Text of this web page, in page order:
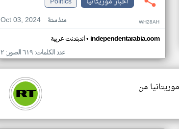
Oct 03, 2024
منذ سنة WH28AH
اندبندنت عربية• independentarabia.com
عدد الكلمات: ٦١٩ الصور: ٢
من